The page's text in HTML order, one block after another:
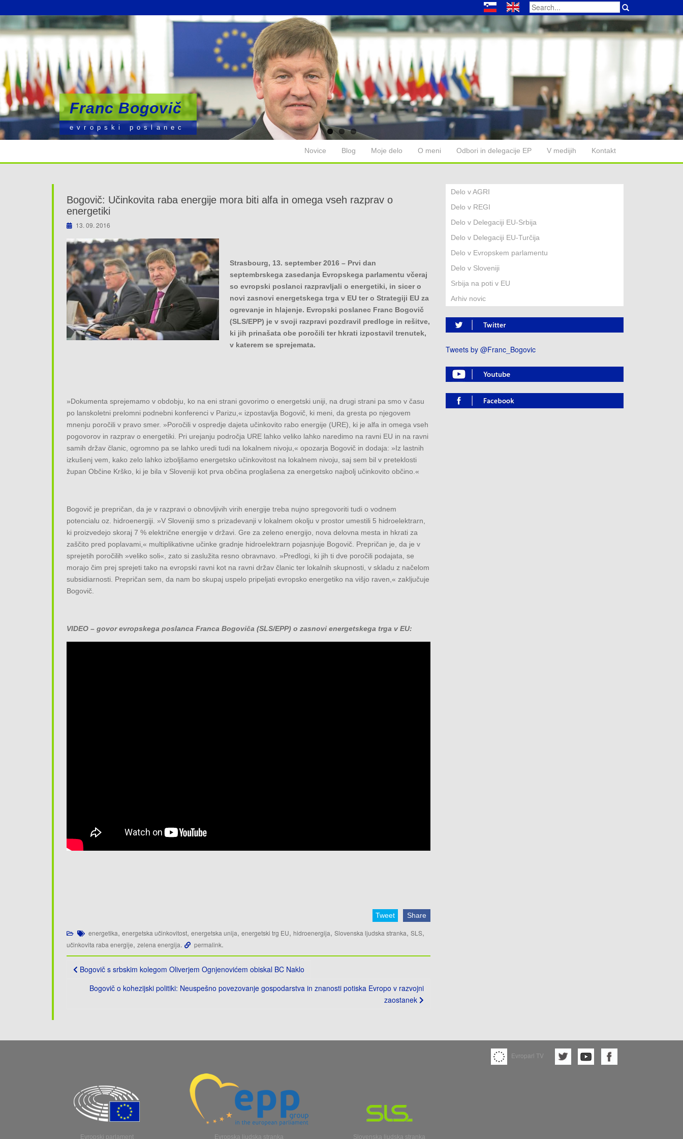
Search
for:
Franc Bogovič
evropski poslanec
Franc Bogovič
evropski poslanec
Franc Bogovič
evropski poslanec
Novice Blog Moje delo O meni Odbori in delegacije EP V medijih Kontakt
Bogovič: Učinkovita raba energije mora biti alfa in omega vseh razprav o
energetiki
13. 09. 2016
Strasbourg, 13. september 2016 – Prvi dan
septembrskega zasedanja Evropskega parlamentu včeraj
so evropski poslanci razpravljali o energetiki, in sicer o
novi zasnovi energetskega trga v EU ter o Strategiji EU za
ogrevanje in hlajenje. Evropski poslanec Franc Bogovič
(SLS/EPP) je v svoji razpravi pozdravil predloge in rešitve,
ki jih prinašata obe poročili ter hkrati izpostavil trenutek,
v katerem se sprejemata.
»Dokumenta sprejemamo v obdobju, ko na eni strani govorimo o energetski uniji, na drugi strani pa smo v času
po lanskoletni prelomni podnebni konferenci v Parizu,« izpostavlja Bogovič, ki meni, da gresta po njegovem
mnenju poročili v pravo smer. »Poročili v ospredje dajeta učinkovito rabo energije (URE), ki je alfa in omega vseh
pogovorov in razprav o energetiki. Pri urejanju področja URE lahko veliko lahko naredimo na ravni EU in na ravni
samih držav članic, ogromno pa se lahko uredi tudi na lokalnem nivoju,« opozarja Bogovič in dodaja: »Iz lastnih
izkušenj vem, kako zelo lahko izboljšamo energetsko učinkovitost na lokalnem nivoju, saj sem bil v preteklosti
župan Občine Krško, ki je bila v Sloveniji kot prva občina proglašena za energetsko najbolj učinkovito občino.«
Bogovič je prepričan, da je v razpravi o obnovljivih virih energije treba nujno spregovoriti tudi o vodnem
potencialu oz. hidroenergiji. »V Sloveniji smo s prizadevanji v lokalnem okolju v prostor umestili 5 hidroelektrarn,
ki proizvedejo skoraj 7 % električne energije v državi. Gre za zeleno energijo, nova delovna mesta in hkrati za
zaščito pred poplavami,« multiplikativne učinke gradnje hidroelektrarn pojasnjuje Bogovič. Prepričan je, da je v
sprejetih poročilih »veliko soli«, zato si zaslužita resno obravnavo. »Predlogi, ki jih ti dve poročili podajata, se
morajo čim prej sprejeti tako na evropski ravni kot na ravni držav članic ter lokalnih skupnosti, v skladu z načelom
subsidiarnosti. Prepričan sem, da nam bo skupaj uspelo pripeljati evropsko energetiko na višjo raven,« zaključuje
Bogovič.
VIDEO – govor evropskega poslanca Franca Bogoviča (SLS/EPP) o zasnovi energetskega trga v EU:
Tweet Share
energetika, energetska učinkovitost, energetska unija, energetski trg EU, hidroenergija, Slovenska ljudska stranka, SLS,
učinkovita raba energije, zelena energija. permalink.
Post
navigation
Bogovič s srbskim kolegom Oliverjem Ognjenovićem obiskal BC Naklo
Bogovič o kohezijski politiki: Neuspešno povezovanje gospodarstva in znanosti potiska Evropo v razvojni
zaostanek
Delo v AGRI
Delo v REGI
Delo v Delegaciji EU-Srbija
Delo v Delegaciji EU-Turčija
Delo v Evropskem parlamentu
Delo v Sloveniji
Srbija na poti v EU
Arhiv novic
Tweets by @Franc_Bogovic
Evropski parlament Evropska ljudska stranka Slovenska ljudska stranka
Evroparl TV